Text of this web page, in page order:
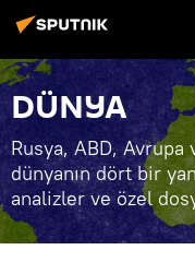
DÜNYA
Rusya, ABD,
dünyanın dört bir
analizler ve özel